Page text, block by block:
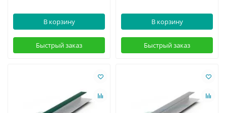
В корзину
Быстрый заказ
В корзину
Быстрый заказ